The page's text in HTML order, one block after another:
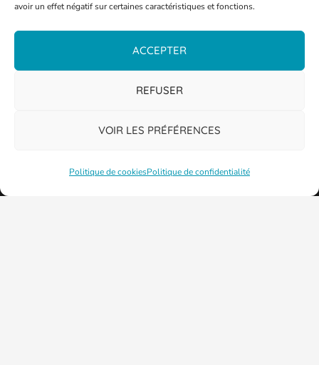
avoir un effet négatif sur certaines caractéristiques et fonctions.
ACCEPTER
REFUSER
VOIR LES PRÉFÉRENCES
Politique de cookiesPolitique de confidentialité